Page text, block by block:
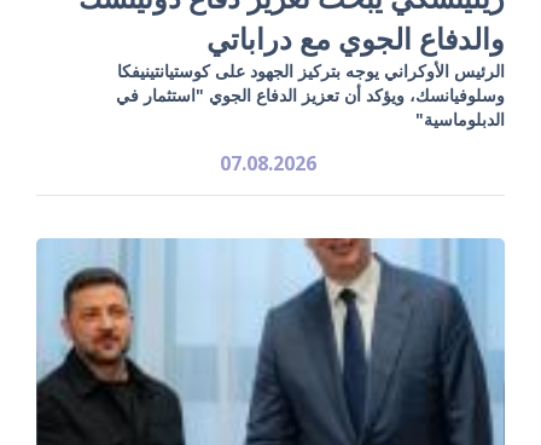
والدفاع الجوي مع دراباتي
الرئيس الأوكراني يوجه بتركيز الجهود على كوستيانتينيفكا
وسلوفيانسك، ويؤكد أن تعزيز الدفاع الجوي "استثمار في
الدبلوماسية"
07.08.2026